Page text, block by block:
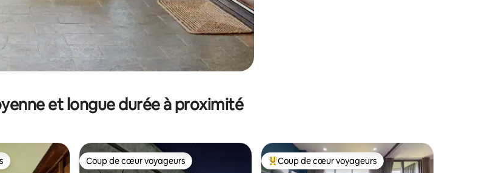
et longue durée à proximité
Coup de cœur voyageurs
Coup de cœur voyageurs Coups de cœur voyageurs les plus appréciés
Coup de cœur voyageurs